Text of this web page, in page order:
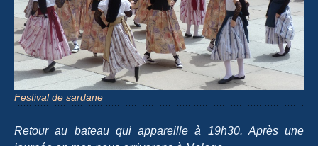
Festival de sardane
Retour au bateau qui appareille à 19h30. Après une